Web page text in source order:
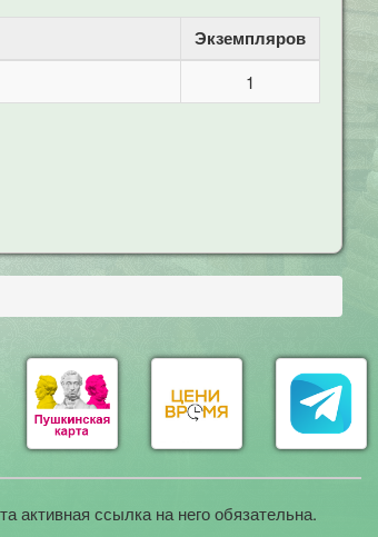
Экземпляров
1
активная ссылка на него обязательна.